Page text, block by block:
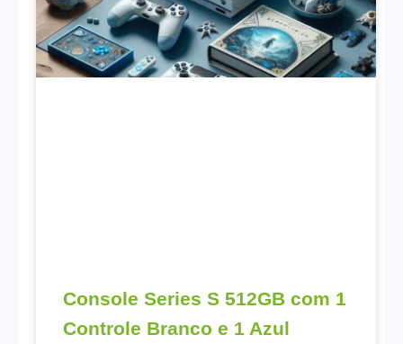
Console Series S 512GB com 1
Controle Branco e 1 Azul